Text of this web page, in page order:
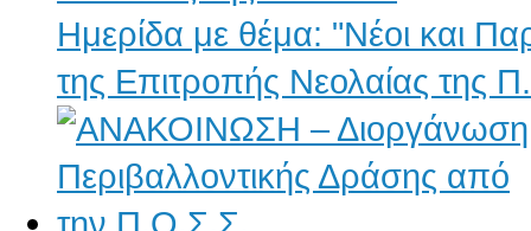
Ημερίδα με θέμα: "Νέοι και
της Επιτροπής Νεολαίας της